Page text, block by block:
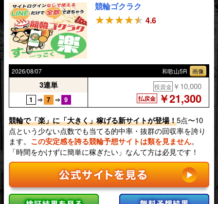
競輪ゴクラク
4.6
2026/08/07 和歌山5R 画像
3連単
1 ⇒ 7 ⇒ 9
投資金 ￥10,000
払戻金 ￥21,300
競輪で「楽」に「大きく」稼げる新サイトが登場！5点〜10
点という少ない点数でも当てる的中率・抜群の回収率を誇り
ます。 この安定感を誇る競輪予想サイトは類を見ません。
「時間をかけずに簡単に稼ぎたい」なんて方は必見です！